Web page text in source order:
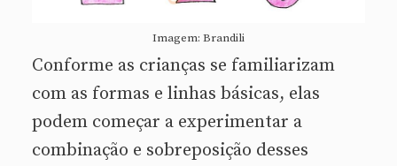
Imagem: Brandili
Conforme as crianças se familiarizam
com as formas e linhas básicas, elas
podem começar a experimentar a
combinação e sobreposição desses